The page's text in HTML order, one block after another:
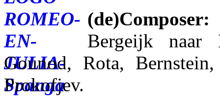
(de)Composer:
Bergeijk naar
Gounod, Rota,
Prokofjev.